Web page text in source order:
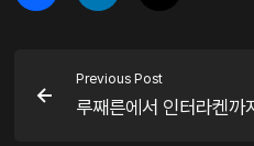
Previous Post
루째른에서 인터라켄까